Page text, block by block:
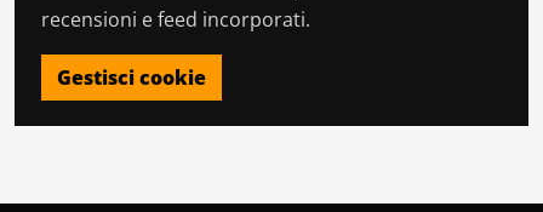
recensioni e feed incorporati.
Gestisci cookie